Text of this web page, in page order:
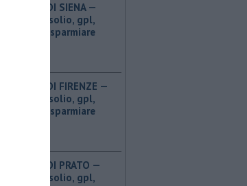
PROVINCIA DI SIENA — ​
Benzina, gasolio, gpl,
ecco dove risparmiare
PROVINCIA DI FIRENZE — ​
Benzina, gasolio, gpl,
ecco dove risparmiare
PROVINCIA DI PRATO — ​
Benzina, gasolio, gpl,